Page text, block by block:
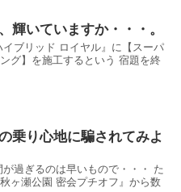
輝いていますか・・・。
ブリッド ロイヤル』に【スーパ
グ】を施工するという 宿題を終
乗り心地に騙されてみよ
過ぎるのは早いもので・・・ た
ヶ瀬公園 密会プチオフ』から数